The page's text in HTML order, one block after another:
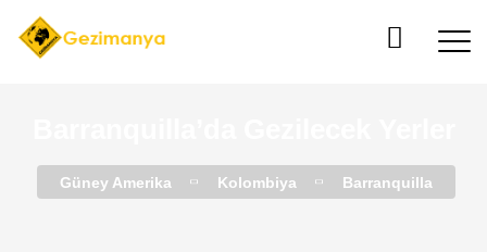
Güney Amerika Kolombiya Barranquilla